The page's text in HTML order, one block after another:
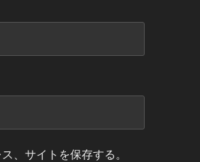
、サイトを保存する。